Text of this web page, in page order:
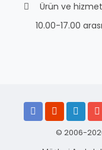
Ürün ve
10.00-17.00
© 2006-